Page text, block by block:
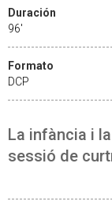
Duración
96'
Formato
DCP
La infància i
sessió de